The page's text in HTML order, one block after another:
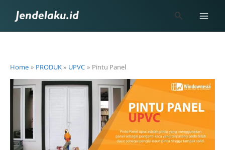
content
Search
Home PRODUK UPVC Pintu Panel